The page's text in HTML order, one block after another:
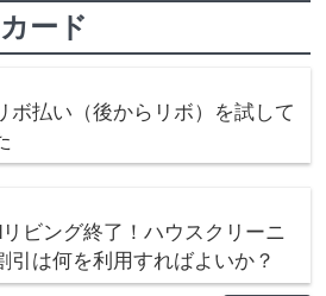
ード
ボ払い（後からリボ）を試して
リビング終了！ハウスクリーニ
引は何を利用すればよいか？